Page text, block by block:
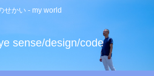
せかい - my world
sense/design/code